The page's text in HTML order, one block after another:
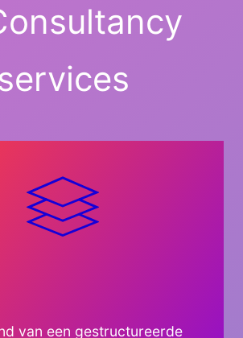
van een gestructureerde